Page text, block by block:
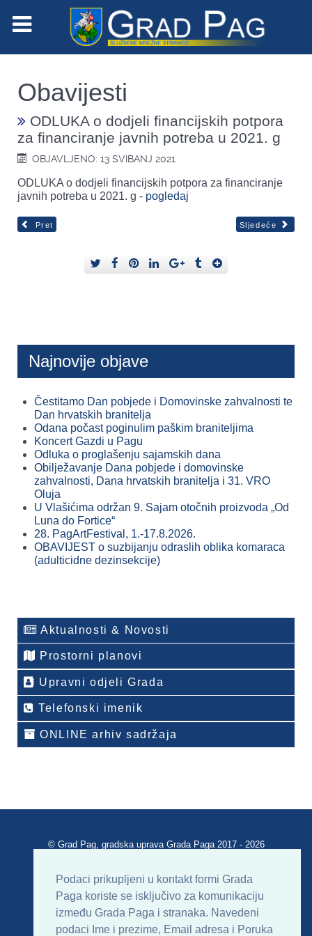
Podaci prikupljeni u kontakt formi Grada
Paga koriste se isključivo za komunikaciju
između Grada Paga i stranaka. Navedeni
podaci Ime i prezime, Email adresa i Poruka
Obavijesti
ODLUKA o dodjeli financijskih potpora
za financiranje javnih potreba u 2021. g
OBJAVLJENO: 13 SVIBANJ 2021
ODLUKA o dodjeli financijskih potpora za financiranje
javnih potreba u 2021. g - pogledaj
Pret Sljedeće
Najnovije objave
Čestitamo Dan pobjede i Domovinske zahvalnosti te
Dan hrvatskih branitelja
Odana počast poginulim paškim braniteljima
Koncert Gazdi u Pagu
Odluka o proglašenju sajamskih dana
Obilježavanje Dana pobjede i domovinske
zahvalnosti, Dana hrvatskih branitelja i 31. VRO
Oluja
U Vlašićima održan 9. Sajam otočnih proizvoda „Od
Luna do Fortice“
28. PagArtFestival, 1.-17.8.2026.
OBAVIJEST o suzbijanju odraslih oblika komaraca
(adulticidne dezinsekcije)
Aktualnosti & Novosti
Prostorni planovi
Upravni odjeli Grada
Telefonski imenik
ONLINE arhiv sadržaja
© Grad Pag, gradska uprava Grada Paga 2017 - 2026
Uvjeti korištenja Impressum
Kontakt